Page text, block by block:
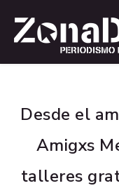
Desde el
Amigxs
talleres